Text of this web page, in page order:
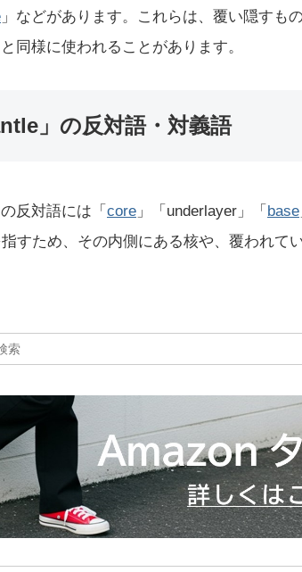
」などがあります。これらは、覆い隠すも
と同様に使われることがあります。
」の反対語・対義語
反対語には「 core 」「underlayer」「 base
すため、その内側にある核や、覆われて